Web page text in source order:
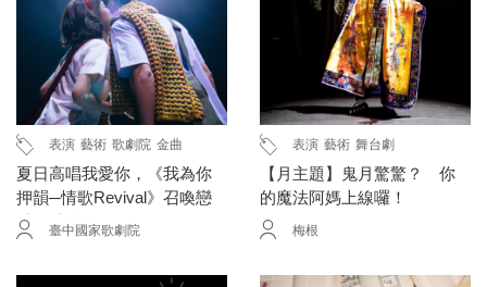
表演 藝術 歌劇院 金曲
夏日高唱我愛你，《我為你
押韻─情歌Revival》召喚戀
愛的感覺臺中國家歌劇院
表演 藝術 舞台劇
【月主題】鬼月驚驚？ 你
的魔法阿媽上線囉！
梅根